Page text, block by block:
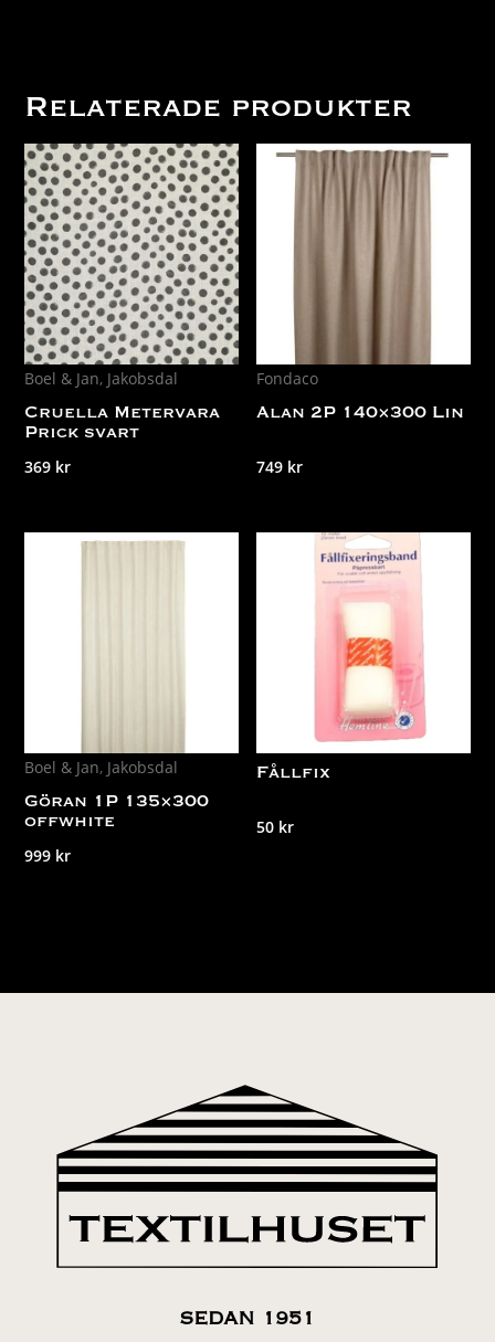
Relaterade produkter
Boel & Jan, Jakobsdal
Cruella Metervara
Prick svart
369 kr
Fondaco
Alan 2P 140×300 Lin
749 kr
Boel & Jan, Jakobsdal
Göran 1P 135×300
offwhite
999 kr
Fållfix
50 kr
SEDAN 1951